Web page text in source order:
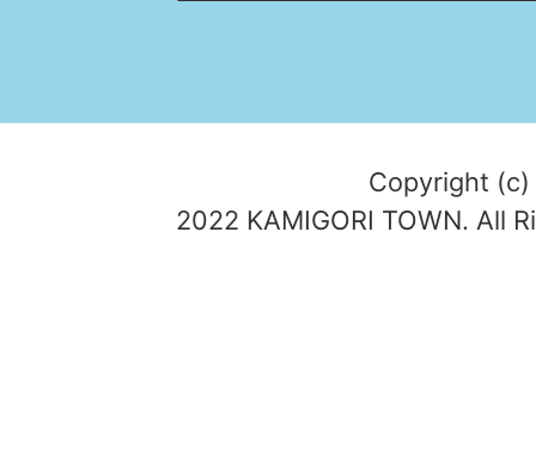
Copyright (c)
2022 KAMIGORI TOWN. All